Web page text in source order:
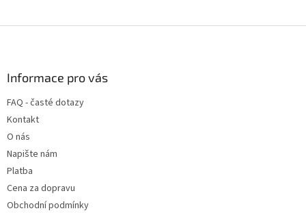
Informace pro vás
FAQ - časté dotazy
Kontakt
O nás
Napište nám
Platba
Cena za dopravu
Obchodní podmínky